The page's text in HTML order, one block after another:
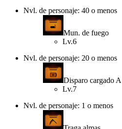
Nvl. de personaje: 40 o menos
Mun. de fuego
Lv.6
Nvl. de personaje: 20 o menos
Disparo cargado A
Lv.7
Nvl. de personaje: 1 o menos